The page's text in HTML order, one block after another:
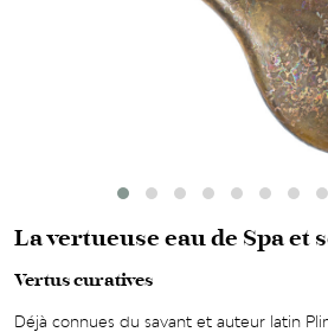
La vertueuse eau de Spaet
Vertus curatives
Déjà connues du savant et auteur latin